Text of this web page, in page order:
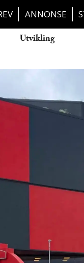
ANNONSE
Utvikling